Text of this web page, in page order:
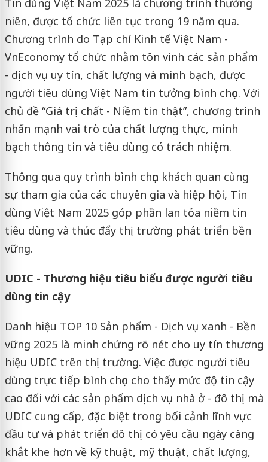
Tin dùng Việt Nam 2025 là chương trình thường
niên, được tổ chức liên tục trong 19 năm qua.
Chương trình do Tạp chí Kinh tế Việt Nam -
VnEconomy tổ chức nhằm tôn vinh các sản phẩm
- dịch vụ uy tín, chất lượng và minh bạch, được
người tiêu dùng Việt Nam tin tưởng bình chọn. Với
chủ đề “Giá trị chất - Niềm tin thật”, chương trình
nhấn mạnh vai trò của chất lượng thực, minh
bạch thông tin và tiêu dùng có trách nhiệm.
Thông qua quy trình bình chọn khách quan cùng
sự tham gia của các chuyên gia và hiệp hội, Tin
dùng Việt Nam 2025 góp phần lan tỏa niềm tin
tiêu dùng và thúc đẩy thị trường phát triển bền
vững.
UDIC - Thương hiệu tiêu biểu được người tiêu
dùng tin cậy
Danh hiệu TOP 10 Sản phẩm - Dịch vụ xanh - Bền
vững 2025 là minh chứng rõ nét cho uy tín thương
hiệu UDIC trên thị trường. Việc được người tiêu
dùng trực tiếp bình chọn cho thấy mức độ tin cậy
cao đối với các sản phẩm dịch vụ nhà ở - đô thị mà
UDIC cung cấp, đặc biệt trong bối cảnh lĩnh vực
đầu tư và phát triển đô thị có yêu cầu ngày càng
khắt khe hơn về kỹ thuật, mỹ thuật, chất lượng,